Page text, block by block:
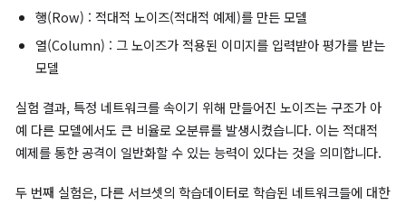
일한 적대적 예제를 오분류하는지 확인하는 실험을 진행하였습니